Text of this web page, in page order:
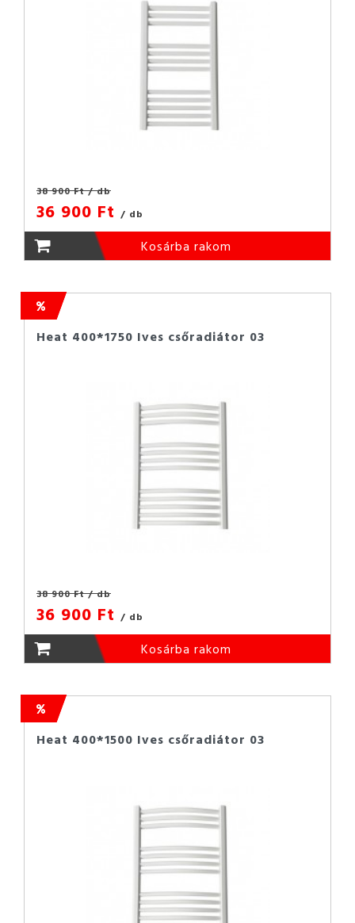
38 900 Ft/ db
36 900 Ft / db
Kosárba rakom
Heat 400*1750 Ives csőradiátor 03
38 900 Ft/ db
36 900 Ft / db
Kosárba rakom
Heat 400*1500 Ives csőradiátor 03